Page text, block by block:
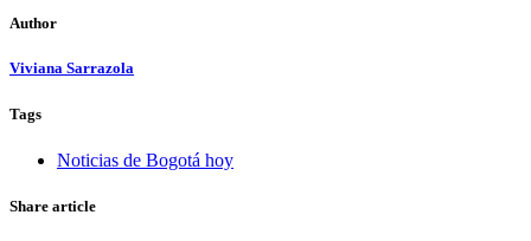
Author
Viviana Sarrazola
Tags
Noticias de Bogotá hoy
Share article